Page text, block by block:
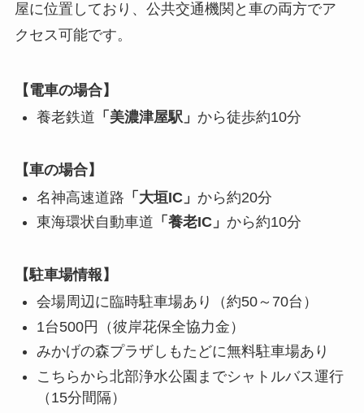
屋に位置しており、公共交通機関と車の両方でア
クセス可能です。
【電車の場合】
養老鉄道 「美濃津屋駅」 から徒歩約10分
【車の場合】
名神高速道路 「大垣IC」 から約20分
東海環状自動車道 「養老IC」 から約10分
【駐車場情報】
会場周辺に臨時駐車場あり（約50～70台）
1台500円（彼岸花保全協力金）
みかげの森プラザしもたどに無料駐車場あり
こちらから北部浄水公園までシャトルバス運行
（15分間隔）